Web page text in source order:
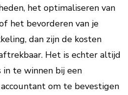
het optimaliseren van
het bevorderen van je
dan zijn de kosten
Het is echter altijd
in te winnen bij een
om te bevestigen